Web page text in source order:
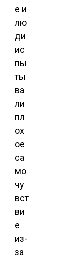
е и
лю
ди
ис
пы
ты
ва
ли
пл
ох
ое
са
мо
чу
вст
ви
е
из-
за